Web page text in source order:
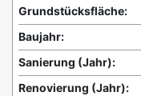
Grundstücksfläche:
Baujahr:
Sanierung (Jahr):
Renovierung (Jahr):